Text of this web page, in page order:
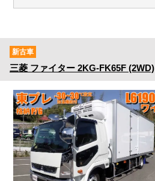
新古車
三菱 ファイター 2KG-FK65F (2WD)